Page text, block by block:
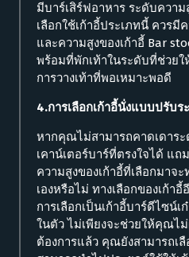
มีบาร์เสิร์ฟอาหาร ระดับควา
เลือกใช้เก้าอี้ประเภทนี้ ควร
และความสูงของเก้าอี้ Bar
พร้อมที่พักเท้าในระดับที่ช่วย
การวางเท้าที่พอเหมาะพอดี
4.การเลือกเก้าอี้นั่งแบบปรับร
หากคุณไม่สามารถคาดเดาร
เคาน์เตอร์บาร์ที่ตรงใจได้ แ
ความสูงของเก้าอี้ที่เลือกมาจ
เองหรือไม่ ทางเลือกของเก้า
การเลือกเป็นเก้าอี้บาร์ดีไซน์
ในตัว ไม่เพียงจะช่วยให้คุณไ
ต้องการแล้ว คุณยังสามารถเ